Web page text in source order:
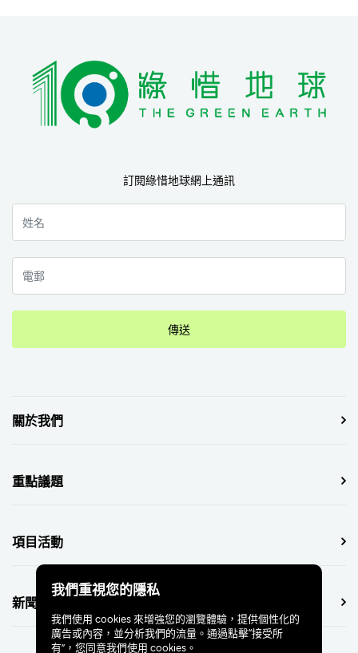
訂閱綠惜地球網上通訊
傳送
關於我們
重點議題
項目活動
新聞中心
我們重視您的隱私
我們使用 cookies 來增強您的瀏覽體驗，提供個性化的
廣告或內容，並分析我們的流量。通過點擊“接受所
有”，您同意我們使用 cookies。